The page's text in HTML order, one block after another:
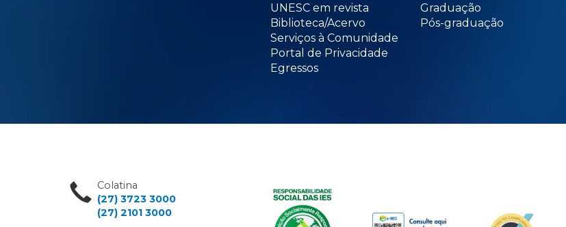
UNESC em revista
Biblioteca/Acervo
Serviços à Comunidade
Portal de Privacidade
Egressos
Graduação
Pós-graduação
Colatina
(27) 3723 3000
(27) 2101 3000